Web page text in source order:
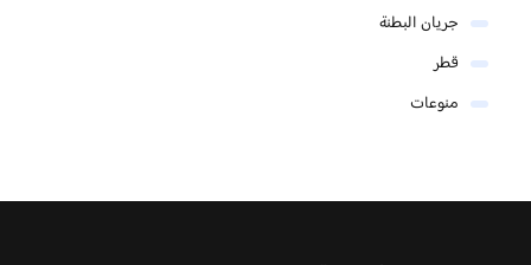
جريان البطنة
قطر
منوعات